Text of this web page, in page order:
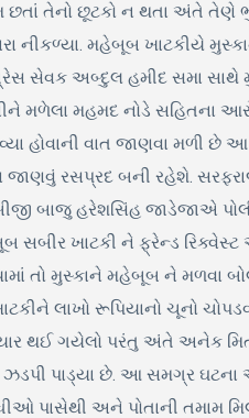
તેનો છૂટકો ન થતા અંતે તેણે
નીકળ્યા. મહેબૂબ ખાટકીયે
સેવક અબ્દુલ હમીદ સમા સાથે
મળેલા મહમદ નોડે સહિતના
હોવાની વાત જાણવા મળી છે
જાણવું રસપ્રદ બની રહેશે.
બીજી બાજુ હરેશસિંહ જાડેજાએ
સબીર ખાટકી ને ફ્રેન્ડ
તો મુસ્કાને મહેબૂબ ને મળવા
લાખો રૂપિયાનો ચૂનો
થઈ ગયેલો પરંતુ અંતે અનેક
ઝડપી પાડ્યા છે. આ સમગ્ર
અને પોતાની તમામ